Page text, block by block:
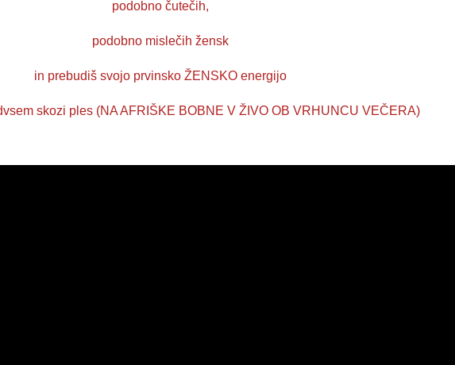
podobno čutečih,
podobno mislečih žensk
in prebudiš svojo prvinsko ŽENSKO energijo
skozi ples (NA AFRIŠKE BOBNE V ŽIVO OB VRHUNCU VEČERA)